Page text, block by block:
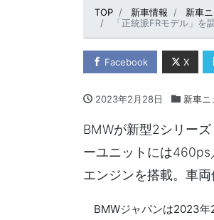
TOP 新車情報
新車
「正統派FRモデル」を
Facebook X
2023年2月28日 新車ニ
BMWが新型2シリー
ーユニットには
エンジンを搭載。車
BMWジャパンは2023年